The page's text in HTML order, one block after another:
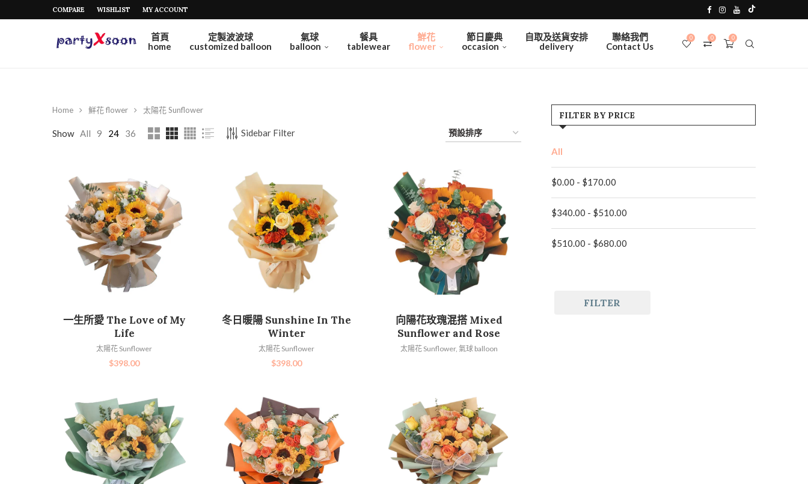
COMPARE WISHLIST MY ACCOUNT
首頁
home
定製波波球
customized balloon
氣球
balloon
餐具
tablewear
鮮花
flower
節日慶典
occasion
自取及送貨安排
delivery
聯絡我們
Contact Us
0
0
0
Home 鮮花 flower 太陽花 Sunflower
Show All 9 24 36 Sidebar Filter
加入購物車
一生所愛 The Love of My
Life
太陽花 Sunflower
$398.00
加入購物車
冬日暖陽 Sunshine In The
Winter
太陽花 Sunflower
$398.00
查看內容
向陽花玫瑰混搭 Mixed
Sunflower and Rose
太陽花 Sunflower, 氣球 balloon
FILTER BY PRICE
All
$0.00 - $170.00
$340.00 - $510.00
$510.00 - $680.00
FILTER